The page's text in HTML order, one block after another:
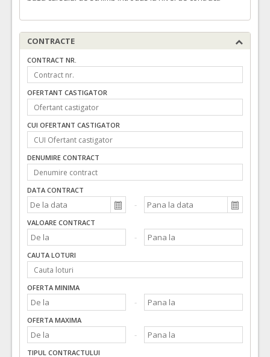
CONTRACTE
CONTRACT NR.
OFERTANT CASTIGATOR
CUI OFERTANT CASTIGATOR
DENUMIRE CONTRACT
DATA CONTRACT
VALOARE CONTRACT
CAUTA LOTURI
OFERTA MINIMA
OFERTA MAXIMA
TIPUL CONTRACTULUI